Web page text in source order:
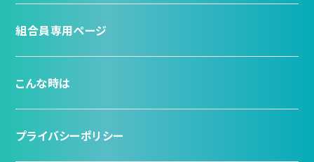
組合員専用ページ
こんな時は
プライバシーポリシー